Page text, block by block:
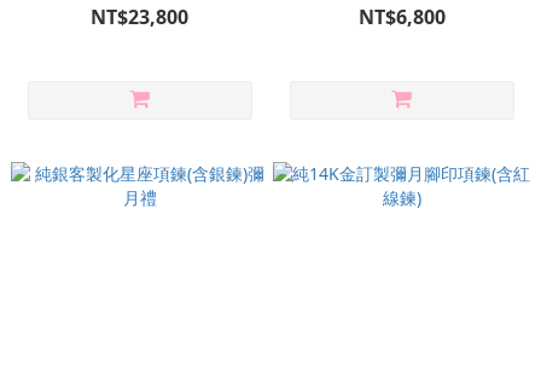
NT$23,800 NT$6,800